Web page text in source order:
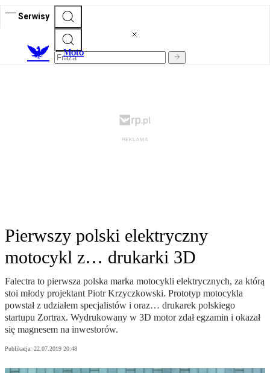
Serwisy
Moto
Pierwszy polski elektryczny
motocykl z… drukarki 3D
Falectra to pierwsza polska marka motocykli elektrycznych, za którą
stoi młody projektant Piotr Krzyczkowski. Prototyp motocykla
powstał z udziałem specjalistów i oraz… drukarek polskiego
startupu Zortrax. Wydrukowany w 3D motor zdał egzamin i okazał
się magnesem na inwestorów.
Publikacja: 22.07.2019 20:48